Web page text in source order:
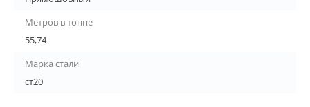
Метров в тонне
55,74
Марка стали
ст20